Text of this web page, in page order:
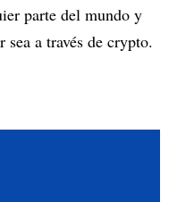
parte del mundo y
a través de crypto.